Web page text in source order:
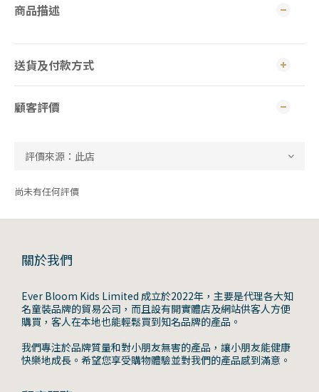
商品描述
送貨及付款方式
顧客評價
尚未有任何評價
關於我們
Ever Bloom Kids Limited 成立於2022年，主要是代理各大知
名童裝品牌的貿易公司，而且設有開實體店及網站供客人方便
購買，客人在本地也能輕鬆買到知名品牌的產品。
我們專注於品牌質量和對小朋友無害的產品，讓小朋友能健康
快樂地成長。希望您享受購物體驗並對我們的產品感到滿意。